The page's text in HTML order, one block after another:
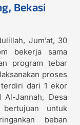
Bekasi
Jum’at, 30
bekerja sama
program tebar
proses
dari 1 ekor
Jannah, Desa
untuk
beban